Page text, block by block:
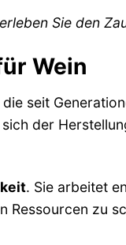
Sie den
Wein
seit
der
. Sie arbeitet
Ressourcen zu